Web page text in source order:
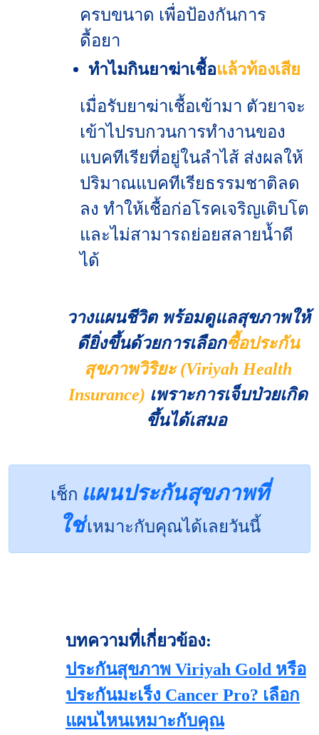
ครบขนาด เพื่อป้องกันการ
ดื้อยา
ทำไมกินยาฆ่าเชื้อแล้วท้องเสีย
เมื่อรับยาฆ่าเชื้อเข้ามา ตัวยาจะ
เข้าไปรบกวนการทำงานของ
แบคทีเรียที่อยู่ในลำไส้ ส่งผลให้
ปริมาณแบคทีเรียธรรมชาติลด
ลง ทำให้เชื้อก่อโรคเจริญเติบโต
และไม่สามารถย่อยสลายน้ำดี
ได้
วางแผนชีวิต พร้อมดูแลสุขภาพให้
ดียิ่งขึ้นด้วยการเลือกซื้อประกัน
สุขภาพวิริยะ (Viriyah Health
Insurance) เพราะการเจ็บป่วยเกิด
ขึ้นได้เสมอ
เช็ก แผนประกันสุขภาพที่
ใช่เหมาะกับคุณได้เลยวันนี้
บทความที่เกี่ยวข้อง:
ประกันสุขภาพ Viriyah Gold หรือ
ประกันมะเร็ง Cancer Pro? เลือก
แผนไหนเหมาะกับคุณ